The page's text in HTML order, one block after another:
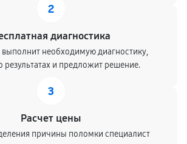
2
диагностика
необходимую диагностику,
результатах и предложит решение.
3
Расчет цены
причины поломки специалист